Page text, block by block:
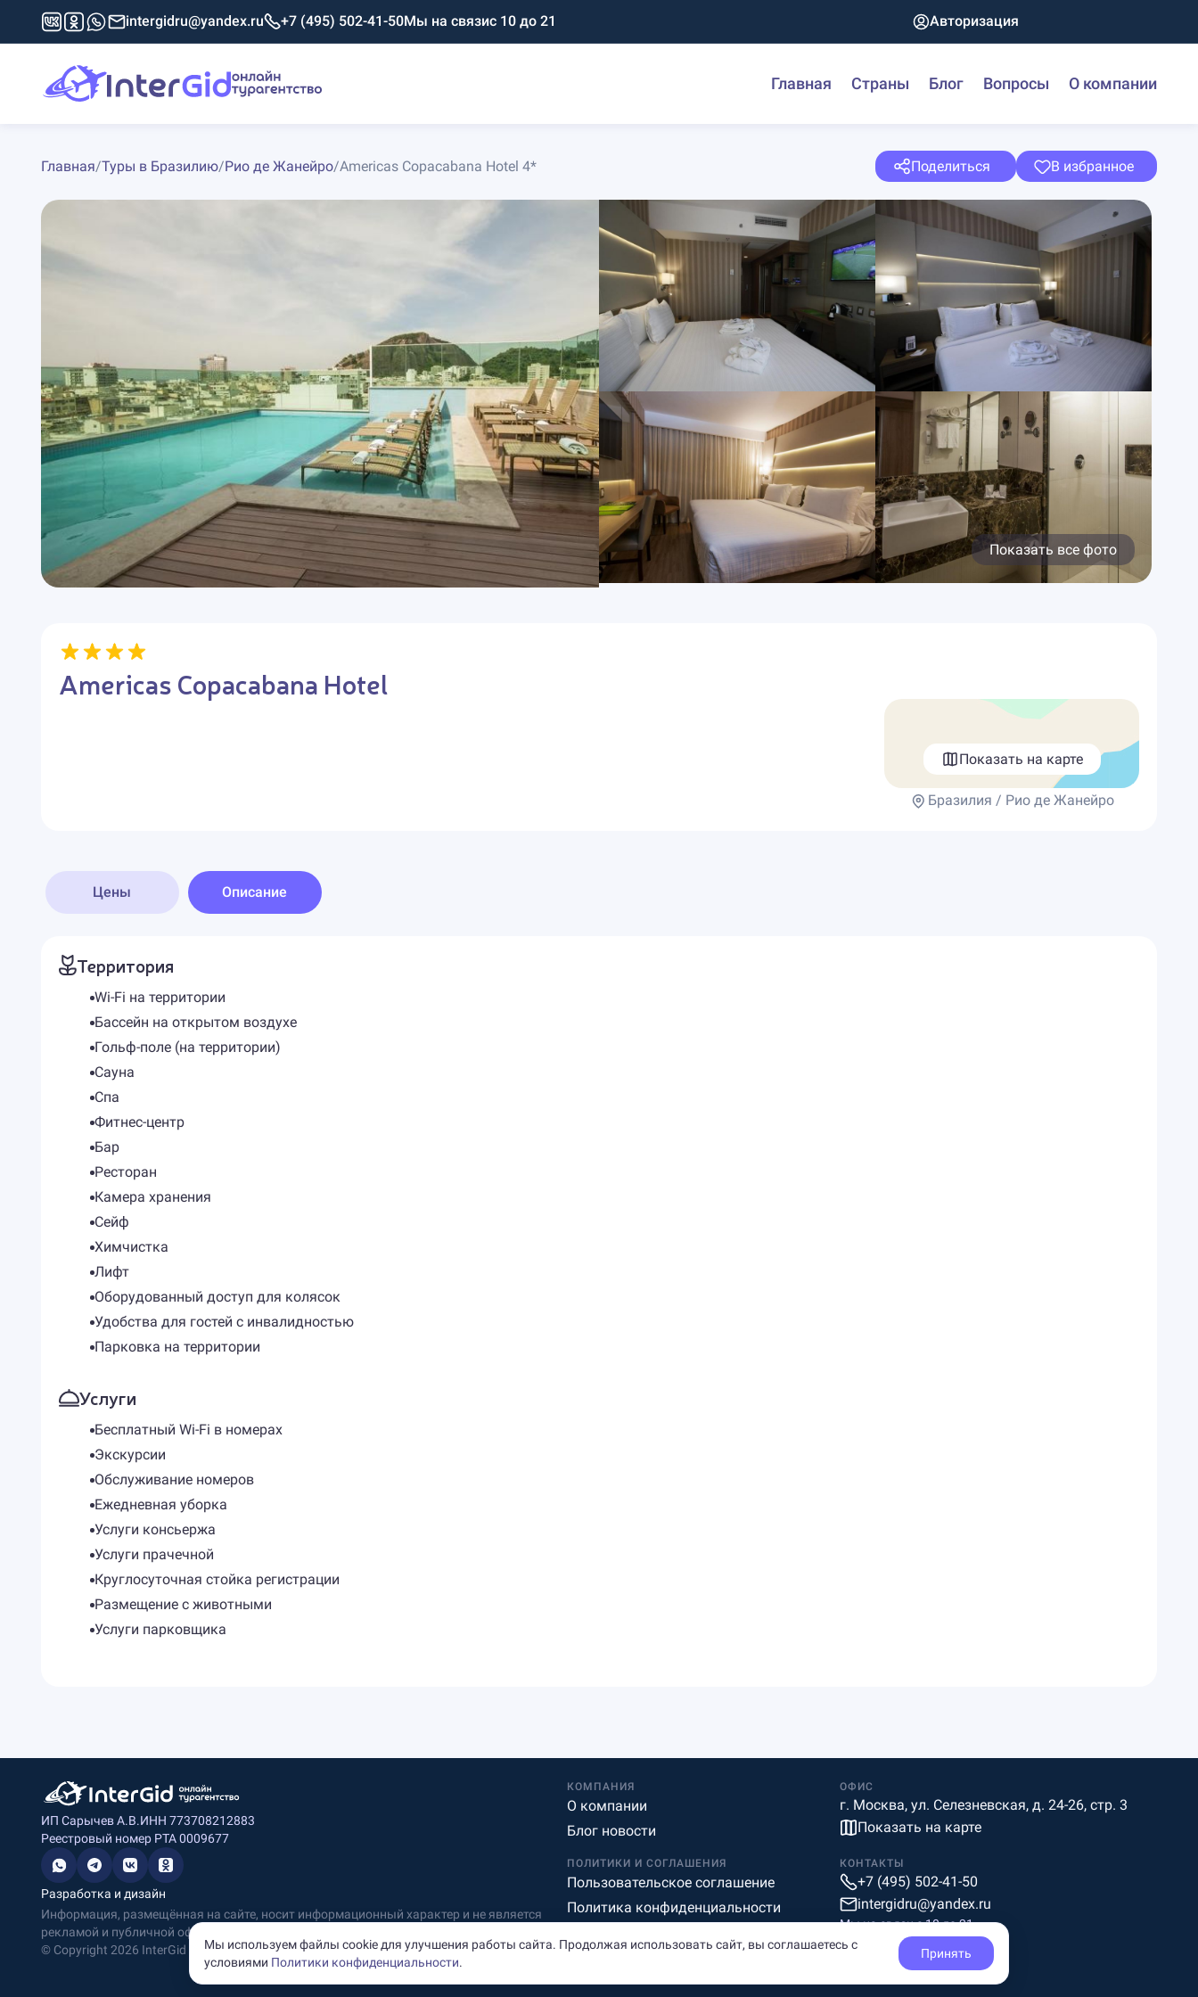
intergidru@yandex.ru +7 (495) 502-41-50Мы на связис 10 до 21 Авторизация
Главная Страны Блог Вопросы О компании
Главная/Туры в Бразилию/Рио де Жанейро/Americas Copacabana Hotel 4* Поделиться В избранное
Показать все фото
Americas Copacabana Hotel
Показать на карте
Бразилия / Рио де Жанейро
Цены Описание
Территория
Wi-Fi на территории
Бассейн на открытом воздухе
Гольф-поле (на территории)
Сауна
Спа
Фитнес-центр
Бар
Ресторан
Камера хранения
Сейф
Химчистка
Лифт
Оборудованный доступ для колясок
Удобства для гостей с инвалидностью
Парковка на территории
Услуги
Бесплатный Wi-Fi в номерах
Экскурсии
Обслуживание номеров
Ежедневная уборка
Услуги консьержа
Услуги прачечной
Круглосуточная стойка регистрации
Размещение с животными
Услуги парковщика
ИП Сарычев А.В.ИНН 773708212883
Реестровый номер РТА 0009677
Разработка и дизайн
Информация, размещённая на сайте, носит информационный характер и не является
рекламой и публичной офертой.
© Copyright 2026 InterGid Все права защищены.
КОМПАНИЯ
О компании
Блог новости
ОФИС
г. Москва, ул. Селезневская, д. 24-26, стр. 3
Показать на карте
ПОЛИТИКИ И СОГЛАШЕНИЯ
Пользовательское соглашение
Политика конфиденциальности
КОНТАКТЫ
+7 (495) 502-41-50
intergidru@yandex.ru
Мы на связи c 10 до 21
Мы используем файлы cookie для улучшения работы сайта. Продолжая использовать сайт, вы соглашаетесь с
условиями Политики конфиденциальности.
Принять